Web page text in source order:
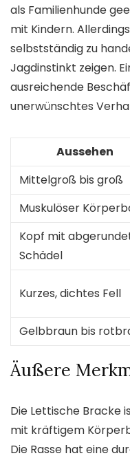
als Familienhunde
mit Kindern.
selbstständig zu
Jagdinstinkt zeigen.
ausreichende
unerwünschtes
Aussehen
Mittelgroß bis groß
Muskulöser
Kopf mit
Schädel
Kurzes, dichtes Fell
Gelbbraun bis
Äußere
Die Lettische Bracke
mit kräftigem
Die Rasse hat eine